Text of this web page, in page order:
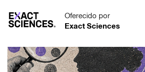
Oferecido por
Exact Sciences